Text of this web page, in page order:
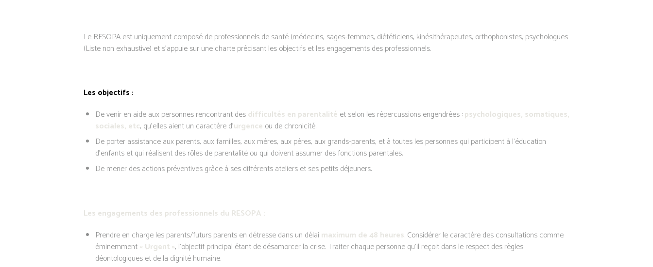
Le RESOPA est uniquement composé de professionnels de santé (médecins, sages-femmes, diététiciens, kinésithérapeutes, orthophonistes, psychologues
(Liste non exhaustive) et s’appuie sur une charte précisant les objectifs et les engagements des professionnels.
Les objectifs :
De venir en aide aux personnes rencontrant desdifficultés en parentalité et selon les répercussions engendrées :psychologiques, somatiques,
sociales, etc, qu’elles aient un caractère d’urgence ou de chronicité.
De porter assistance aux parents, aux familles, aux mères, aux pères, aux grands-parents, et à toutes les personnes qui participent à l’éducation
d’enfants et qui réalisent des rôles de parentalité ou qui doivent assumer des fonctions parentales.
De mener des actions préventives grâce à ses différents ateliers et ses petits déjeuners.
Les engagements des professionnels du RESOPA :
Prendre en charge les parents/futurs parents en détresse dans un délai maximum de 48 heures. Considérer le caractère des consultations comme
éminemment« Urgent », l’objectif principal étant de désamorcer la crise. Traiter chaque personne qu’il reçoit dans le respect des règles
déontologiques et de la dignité humaine.